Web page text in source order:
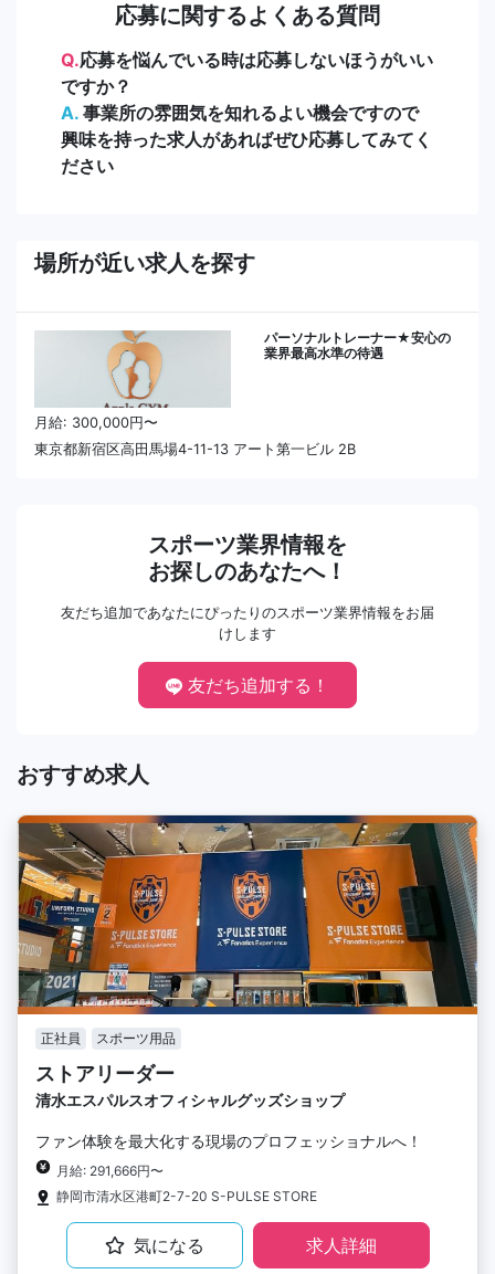
応募に関するよくある質問
Q.応募を悩んでいる時は応募しないほうがいい
ですか？
A. 事業所の雰囲気を知れるよい機会ですので
興味を持った求人があればぜひ応募してみてく
ださい
場所が近い求人を探す
パーソナルトレーナー★安心の
業界最高水準の待遇
月給: 300,000円〜
東京都新宿区高田馬場4-11-13 アート第一ビル 2B
スポーツ業界情報を
お探しのあなたへ！
友だち追加であなたにぴったりのスポーツ業界情報をお届
けします
友だち追加する！
おすすめ求人
正社員 スポーツ用品
ストアリーダー
清水エスパルスオフィシャルグッズショップ
ファン体験を最大化する現場のプロフェッショナルへ！
月給: 291,666円〜
静岡市清水区港町2-7-20 S-PULSE STORE
気になる 求人詳細